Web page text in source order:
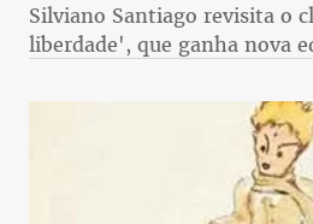
Silviano Santiago revisita o
liberdade', que ganha nova